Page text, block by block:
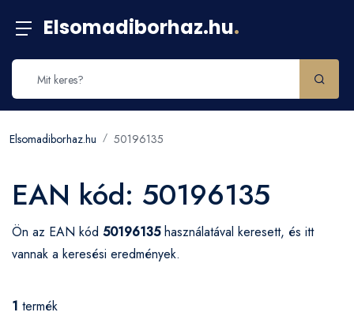
Elsomadiborhaz.hu.
Elsomadiborhaz.hu 50196135
EAN kód: 50196135
Ön az EAN kód 50196135használatával keresett, és itt
vannak a keresési eredmények.
1 termék